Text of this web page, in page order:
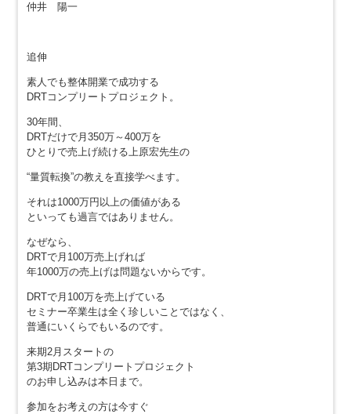
仲井 陽一
追伸
素人でも整体開業で成功する
DRTコンプリートプロジェクト。
30年間、
DRTだけで月350万～400万を
ひとりで売上げ続ける上原宏先生の
“量質転換”の教えを直接学べます。
それは1000万円以上の価値がある
といっても過言ではありません。
なぜなら、
DRTで月100万売上げれば
年1000万の売上げは問題ないからです。
DRTで月100万を売上げている
セミナー卒業生は全く珍しいことではなく、
普通にいくらでもいるのです。
来期2月スタートの
第3期DRTコンプリートプロジェクト
のお申し込みは本日まで。
参加をお考えの方は今すぐ